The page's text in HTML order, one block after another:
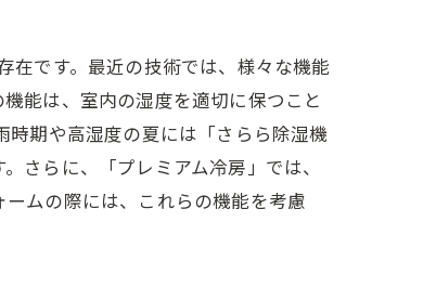
在です。最近の技術では、様々な機能
能は、室内の湿度を適切に保つこと
期や高湿度の夏には「さらら除湿機
さらに、「プレミアム冷房」では、
ムの際には、これらの機能を考慮